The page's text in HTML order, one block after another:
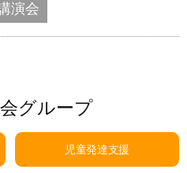
演会
グループ
児童発達支援